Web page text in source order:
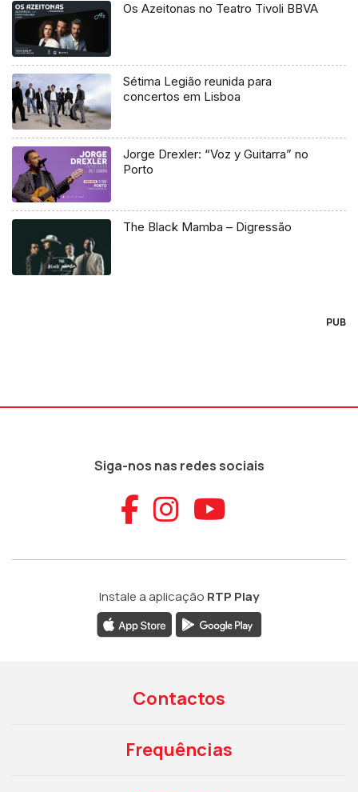
Os Azeitonas no Teatro Tivoli BBVA
Sétima Legião reunida para
concertos em Lisboa
Jorge Drexler: “Voz y Guitarra” no
Porto
The Black Mamba – Digressão
PUB
Siga-nos nas redes sociais
Aceder ao
Aceder ao
Aceder
Instale a aplicação RTP Play
Contactos
Frequências